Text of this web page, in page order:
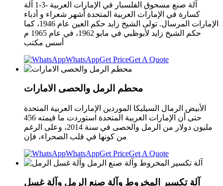
آلة صنع مسحوق الفلسبار في الإمارات العربية -3-1 آلة
كسارة في الإمارات العربية المتحدة أشهر شعراء و أدباء
الإمارات المرسال. تولى الشيخ زايد حكم العين عام 1946، كما
حكم الشيخ زايد لأبوظبي في مايو 1962، في عام 1965 م
أسس مكتب
WhatsAppGet PriceGet A Quote
محطم الرمل والحصى الامارات
الأبيض الرمال السيليكا الموردين الإمارات العربية المتحدة
حتى أن الإمارات العربية المتحدة استوردت ما قيمته 456
مليون دولار من الرمل والحصى في سنة 2014، وعلى الرغم
من كونها في قلب الصحراء، فإن
WhatsAppGet PriceGet A Quote
آلة تكسير المخروط وآلة صنع الرمل وآلة غسل